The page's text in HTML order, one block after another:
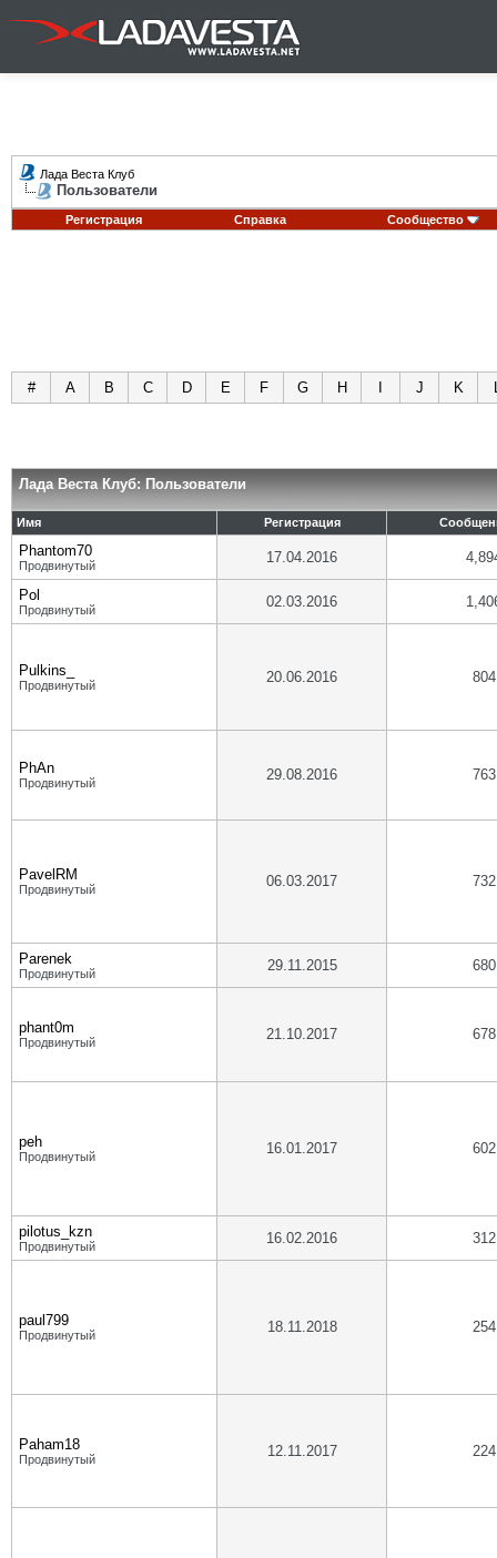
Лада Веста Клуб
Пользователи
Регистрация Справка Сообщество
# A B C D E F G H J K
Лада Веста Клуб: Пользователи
Имя Регистрация
Phantom70
Продвинутый 17.04.2016
Pol
Продвинутый 02.03.2016
Pulkins_
Продвинутый 20.06.2016 804
PhAn
Продвинутый 29.08.2016 763
PavelRM
Продвинутый 06.03.2017 732
Parenek
Продвинутый 29.11.2015 680
phant0m
Продвинутый 21.10.2017 678
peh
Продвинутый 16.01.2017 602
pilotus_kzn
Продвинутый 16.02.2016 312
paul799
Продвинутый 18.11.2018 254
Paham18
Продвинутый 12.11.2017 224